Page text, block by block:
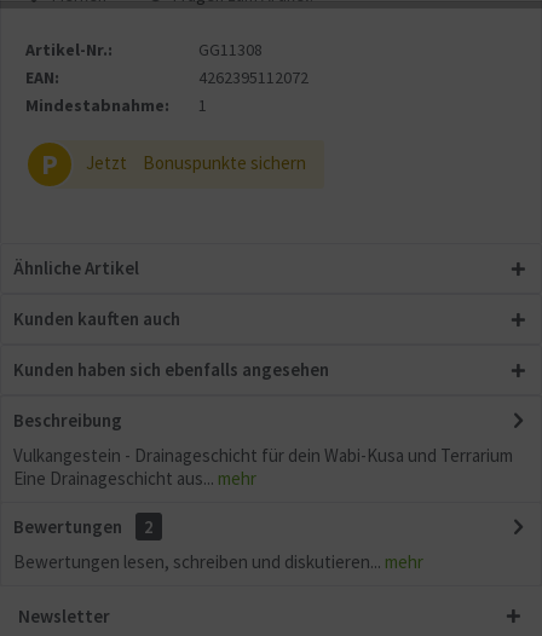
Artikel-Nr.:
GG11308
EAN:
4262395112072
Mindestabnahme:
1
P Jetzt Bonuspunkte sichern
Ähnliche Artikel
Kunden kauften auch
Kunden haben sich ebenfalls angesehen
Beschreibung
Vulkangestein - Drainageschicht für dein Wabi-Kusa und Terrarium
Eine Drainageschicht aus... mehr
Bewertungen
2
Bewertungen lesen, schreiben und diskutieren... mehr
Newsletter
Sonstige